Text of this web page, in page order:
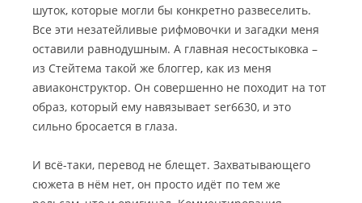
шуток, которые могли бы конкретно развеселить.
Все эти незатейливые рифмовочки и загадки меня
оставили равнодушным. А главная несостыковка –
из Стейтема такой же блоггер, как из меня
авиаконструктор. Он совершенно не походит на тот
образ, который ему навязывает ser6630, и это
сильно бросается в глаза.
И всё-таки, перевод не блещет. Захватывающего
сюжета в нём нет, он просто идёт по тем же